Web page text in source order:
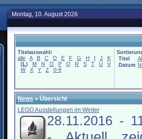
Montag, 10. August 2026
Titelauswahl:
alle
A B C D E F G H I J
K
(L) M N O P Q R S T U
V
W
X Y Z 0-9
Titel
Datum
News» Übersicht
LEGO Ausstellungen im Winter
28.11.2016 -